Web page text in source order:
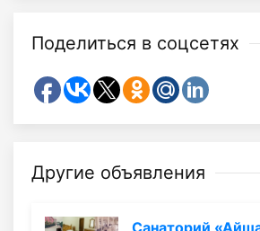
Поделиться в соцсетях
Другие объявления
Санаторий